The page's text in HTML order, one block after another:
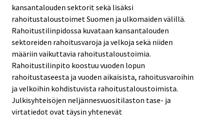
kansantalouden sektorit sekä lisäksi
rahoitustaloustoimet Suomen ja ulkomaiden välillä.
Rahoitustilinpidossa kuvataan kansantalouden
sektoreiden rahoitusvaroja ja velkoja sekä niiden
määriin vaikuttavia rahoitustaloustoimia.
Rahoitustilinpito koostuu vuoden lopun
rahoitustaseesta ja vuoden aikaisista, rahoitusvaroihin
ja velkoihin kohdistuvista rahoitustaloustoimista.
Julkisyhteisöjen neljännesvuositilaston tase- ja
virtatiedot ovat täysin yhtenevät